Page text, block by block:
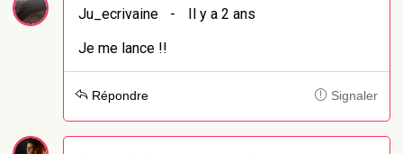
Ju_ecrivaine -
Il y a 2 ans
Je me lance !!
Répondre Signaler